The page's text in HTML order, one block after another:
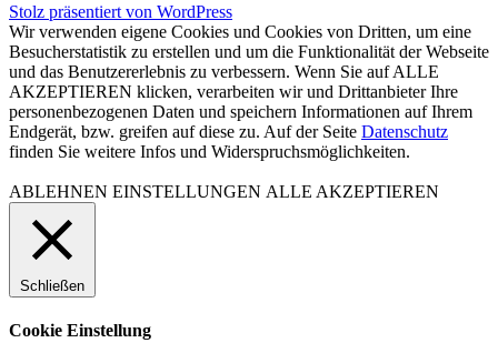
Stolz präsentiert von WordPress
Wir verwenden eigene Cookies und Cookies von Dritten, um eine
Besucherstatistik zu erstellen und um die Funktionalität der Webseite
und das Benutzererlebnis zu verbessern. Wenn Sie auf ALLE
AKZEPTIEREN klicken, verarbeiten wir und Drittanbieter Ihre
personenbezogenen Daten und speichern Informationen auf Ihrem
Endgerät, bzw. greifen auf diese zu. Auf der Seite Datenschutz
finden Sie weitere Infos und Widerspruchsmöglichkeiten.
ABLEHNEN EINSTELLUNGEN ALLE AKZEPTIEREN
Schließen
Cookie Einstellung